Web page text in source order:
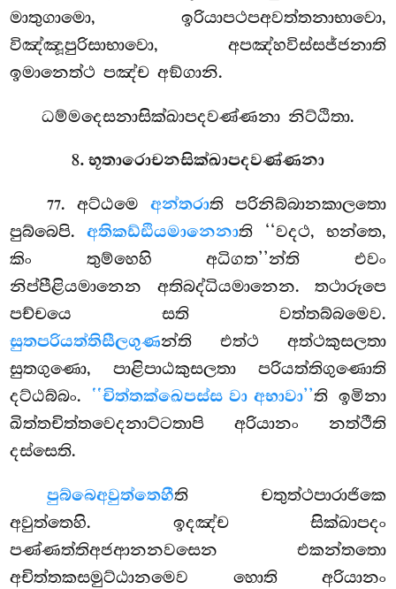
මාතුගාමො, ඉරියාපථපඅවත්තනාභාවො,
විඤ්ඤූපුරිසාභාවො, අපඤ්හවිස්සජ්ජනාති
ඉමානෙත්ථ පඤ්ච අඞ්ගානි.
ධම්මදෙසනාසික්ඛාපදවණ්ණනා නිට්ඨිතා.
8. භූතාරොචනසික්ඛාපදවණ්ණනා
77. අට්ඨමෙ අන්තරාති පරිනිබ්බානකාලතො
පුබ්බෙපි.අතිකඩ්ඪියමානෙනාති ‘‘වදථ, භන්තෙ,
කිං තුම්හෙහි අධිගත’’න්ති එවං
නිප්පීළියමානෙන අතිබද්ධියමානෙන. තථාරූපෙ
පච්චයෙ සති වත්තබ්බමෙව.
සුතපරියත්තිසීලගුණන්ති එත්ථ අත්ථකුසලතා
සුතගුණො, පාළිපාඨකුසලතා පරියත්තිගුණොති
දට්ඨබ්බං. ‘‘චිත්තක්ඛෙපස්ස වා අභාවා’’ති ඉමිනා
ඛිත්තචිත්තවෙදනාට්ටතාපි අරියානං නත්ථීති
දස්සෙති.
පුබ්බෙඅවුත්තෙහීති චතුත්ථපාරාජිකෙ
අවුත්තෙහි. ඉදඤ්ච සික්ඛාපදං
පණ්ණත්තිඅජආනනවසෙන එකන්තතො
අචිත්තකසමුට්ඨානමෙව හොති අරියානං